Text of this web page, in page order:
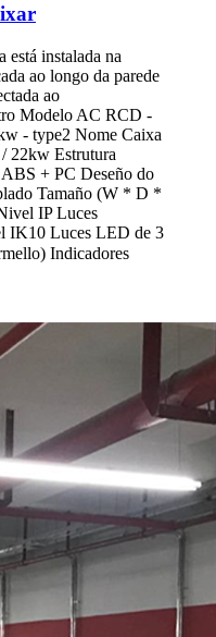
está instalada na
ao longo da parede
ao
Modelo AC RCD -
- type2 Nome Caixa
22kw Estrutura
+ PC Deseño do
Tamaño (W * D *
IP Luces
IK10 Luces LED de 3
Indicadores